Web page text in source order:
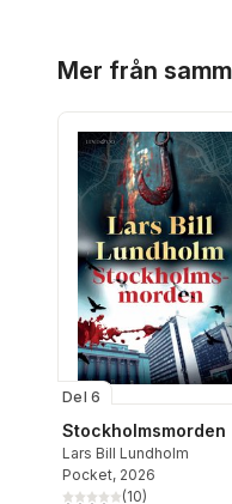
Mer från
Del 6
Stockholmsmorden
Lars Bill Lundholm
Pocket, 2026
(10)